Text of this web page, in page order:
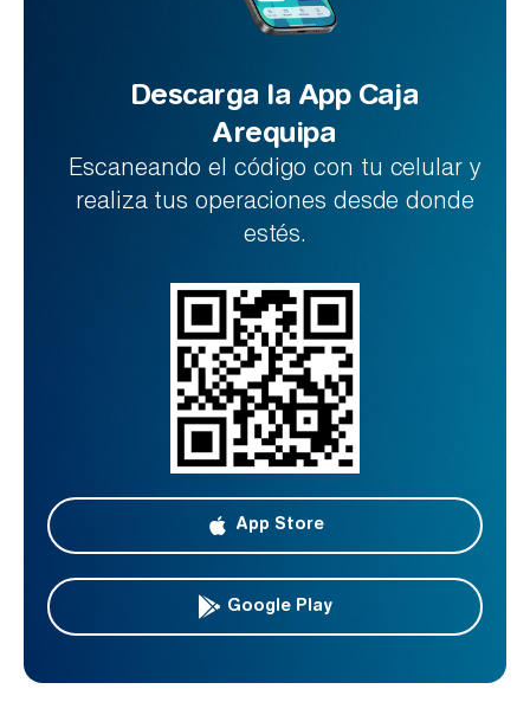
Descarga la App Caja
Arequipa
Escaneando el código con tu celular y
realiza tus operaciones desde donde
estés.
App Store
Google Play